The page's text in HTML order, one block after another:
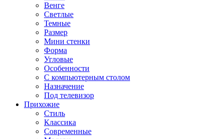
Венге
Светлые
Темные
Размер
Мини стенки
Форма
Угловые
Особенности
С компьютерным столом
Назначение
Под телевизор
Прихожие
Стиль
Классика
Современные